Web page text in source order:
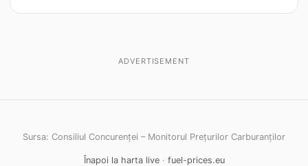
ADVERTISEMENT
Sursa: Consiliul Concurenței – Monitorul Prețurilor Carburanților
Înapoi la harta live· fuel-prices.eu